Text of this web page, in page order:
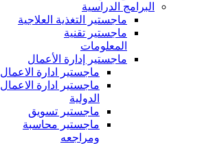
البرامج الدراسية
ماجستير التغذية العلاجية
ماجستير تقنية
المعلومات
ماجستير إدارة الأعمال
ماجستير ادارة الاعمال
ماجستير ادارة الاعمال
الدولية
ماجستير تسويق
ماجستير محاسبة
ومراجعه